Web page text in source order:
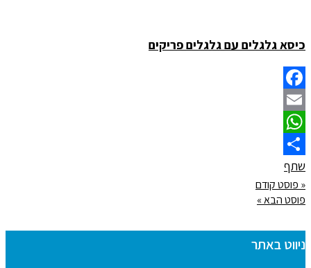
כיסא גלגלים עם גלגלים פריקים
Facebook
Email
WhatsApp
שתף
« פוסט קודם
פוסט הבא »
ניווט באתר